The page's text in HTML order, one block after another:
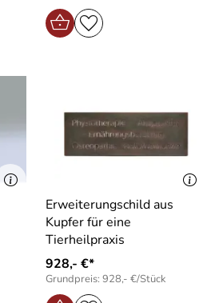
Erweiterungschild aus
Kupfer für eine
Tierheilpraxis
928,- €*
Grundpreis: 928,- €/Stück